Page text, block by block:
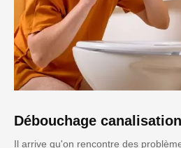
Débouchage canalisation
Il arrive qu'on rencontre des